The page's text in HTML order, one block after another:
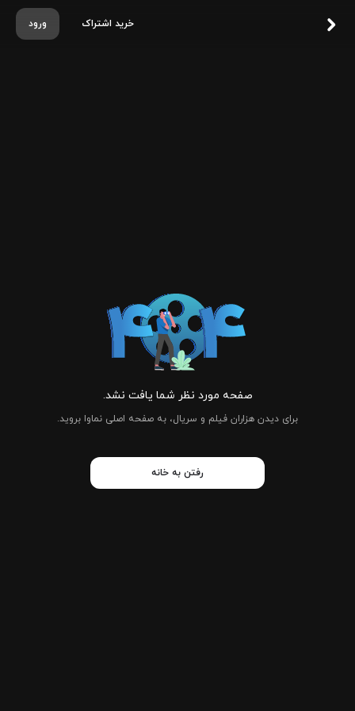
ورود خرید اشتراک
صفحه مورد نظر شما یافت نشد.
برای دیدن هزاران فیلم و سریال، به صفحه اصلی نماوا بروید.
رفتن به خانه